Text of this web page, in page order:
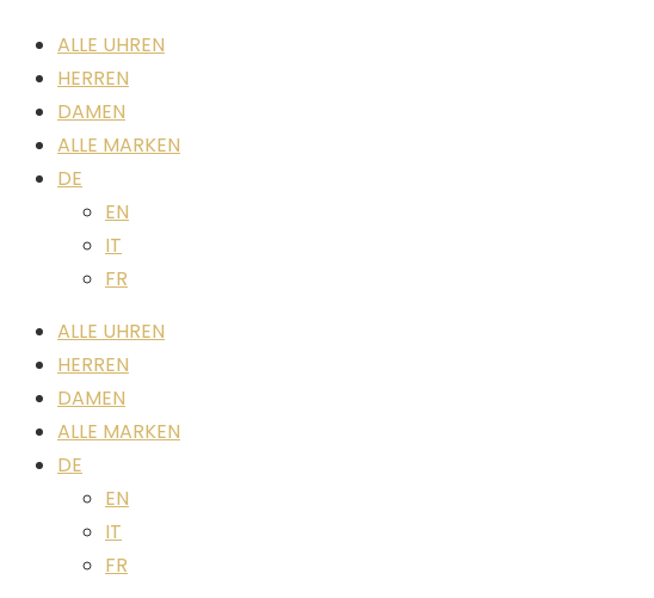
ALLE UHREN
HERREN
DAMEN
ALLE MARKEN
DE
EN
IT
FR
ALLE UHREN
HERREN
DAMEN
ALLE MARKEN
DE
EN
IT
FR